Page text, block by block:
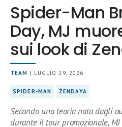
Spider-Man
Day, MJ
sui look di
TEAM | LUGLIO 29, 2026
SPIDER-MAN ZENDAYA
Secondo una teoria nata dagli
durante il tour promozionale,